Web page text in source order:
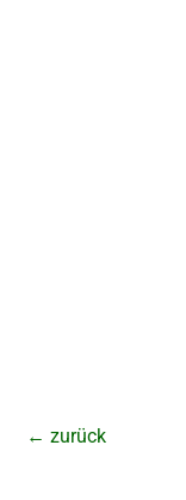
← zurück